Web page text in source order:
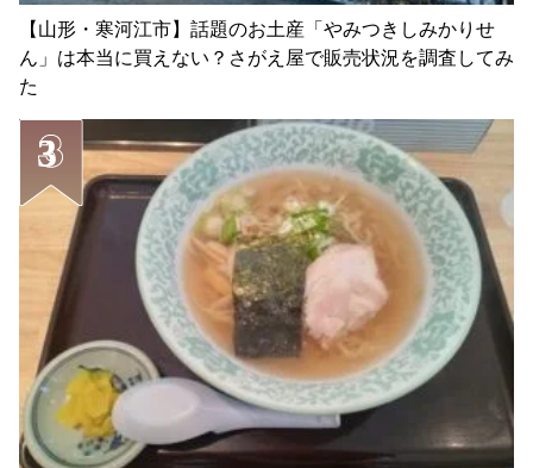
【山形・寒河江市】話題のお土産「やみつきしみかりせ
ん」は本当に買えない？さがえ屋で販売状況を調査してみ
た